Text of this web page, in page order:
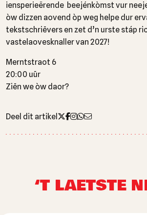
iensperieërende beejénkòmst vur
òw dizzen aovend òp weg helpe dur
tekstschriēvers en zet d’n urste stáp
vastelaovesknaller van 2027!
Merntstraot 6
20:00 uūr
Ziēn we òw daor?
Deel dit artikel
‘T LAETSTE